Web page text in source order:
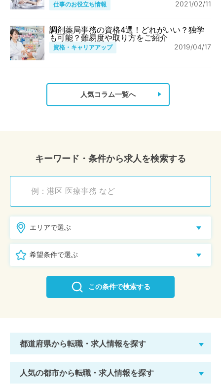
仕事のお役立ち情報 2021/02/11
調剤薬局事務の資格4選！どれがいい？独学
も可能？難易度や取り方をご紹介
資格・キャリアアップ 2019/04/17
人気コラム一覧へ
キーワード・条件から求人を検索する
エリアで選ぶ
希望条件で選ぶ
この条件で検索する
都道府県から転職・求人情報を探す
人気の都市から転職・求人情報を探す